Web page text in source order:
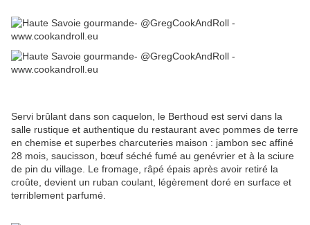
Servi brûlant dans son caquelon, le Berthoud est servi dans la
salle rustique et authentique du restaurant avec pommes de terre
en chemise et superbes charcuteries maison : jambon sec affiné
28 mois, saucisson, bœuf séché fumé au genévrier et à la sciure
de pin du village. Le fromage, râpé épais après avoir retiré la
croûte, devient un ruban coulant, légèrement doré en surface et
terriblement parfumé.